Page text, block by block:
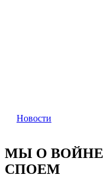
Новости
МЫ О
СПОЕМ